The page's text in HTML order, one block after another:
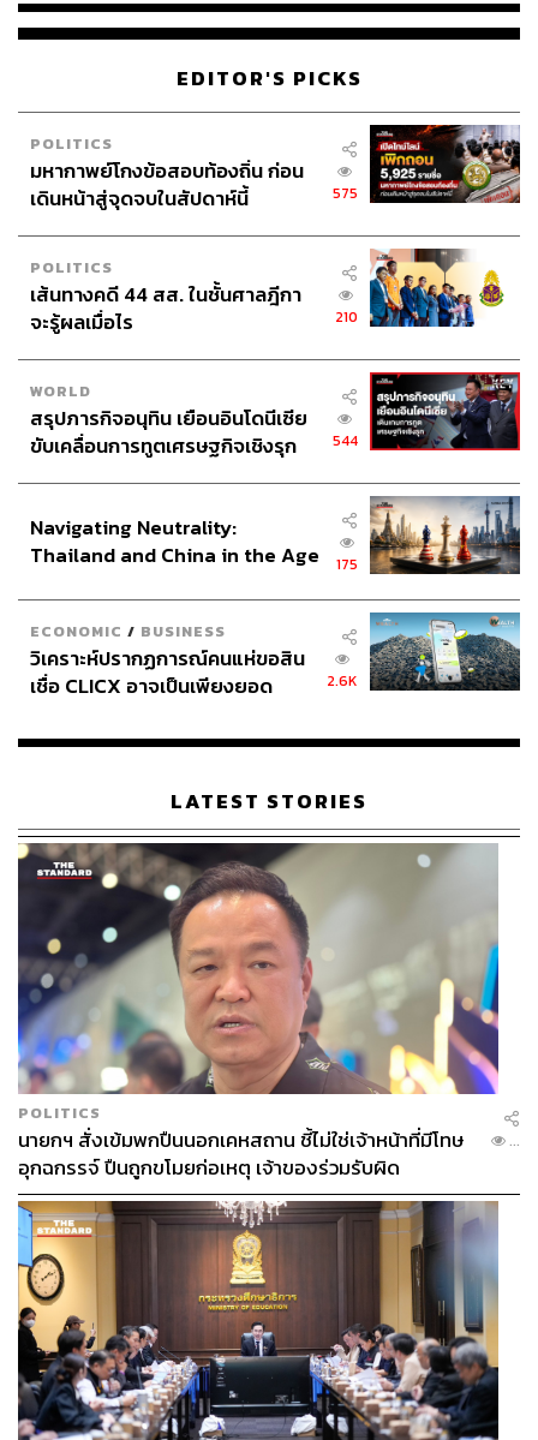
ผลิตชิปของไต้หวันบางแห่ง รวมถึง TSMC ย้ายฐานการผลิต
ไปยังสหรัฐฯ และญี่ปุ่น เพื่อลดความเสี่ยงด้านการผลิตหาก
เดล โคปแลนด์ กล่าวอีกว่า เมื่อผู้นำประเทศเริ่มเชื่อว่าอีกฝ่าย
กำลังพยายามลดการเติบโตทางเศรษฐกิจของประเทศตนเอง
ผ่านข้อจำกัดทางเศรษฐกิจ ก็จะมีแนวโน้มหันไปใช้ท่าทีทาง
ทหารมากขึ้น โดยจากมุมมองของจีน การตัดสินใจของ
TSMC ในการย้ายฐานการผลิตบางส่วนไปยังสหรัฐฯ และ
ญี่ปุ่น ถือเป็นการตอกย้ำความคิดที่ว่า รัฐบาลวอชิงตันกำลัง
พยายามอย่างเต็มที่ในการขัดขวางไม่ให้จีนพึ่งพาชิปจาก
ไต้หวัน
ก่อนหน้านี้ความกังวลดังกล่าวปรากฏชัดในเดือนมิถุนายน
เมื่อนักเศรษฐศาสตร์ชาวจีนคนสำคัญแย้งว่า หากสหรัฐฯ
คว่ำบาตรจีนแบบเดียวกับที่ทำกับรัสเซียในปีนี้ ปักกิ่งควรบุก
ไต้หวันเพื่อครอบครองโรงงานผลิตชิป
หนทางหลีกเลี่ยงสงคราม
เดล โคปแลนด์ แนะว่า เจ้าหน้าที่ของสหรัฐฯ สามารถหลีก
เลี่ยงการกระทำที่ทำให้ผู้นำพรรคคอมมิวนิสต์จีนรู้สึกว่า
เศรษฐกิจตนเสี่ยงจะพังทลายได้ ด้วยการให้ความมั่นใจแก่
บรรดาผู้นำจีนว่า จีนจะยังคงได้รับเซมิคอนดักเตอร์จาก
สหรัฐฯ ก็ตาม
https://asia.nikkei.com/Business/Tech/Semiconducto
rs/U.S.-House-Speaker-Pelosi-meets-chip-industry-l
eaders-in-Taipei
https://asia.nikkei.com/Opinion/China-is-more-concer
ned-about-microchips-than-about-Pelosi
https://www.aljazeera.com/economy/2022/8/4/why-c
hina-is-not-sanctioning-taiwans-crucial-tech-industry
สามารถติดตาม THE STANDARD WEALTH
ผ่านแอปพลิเคชันต่างๆ ที่คุณสะดวกหรือใช้งานอยู่แล้วได้เลย
TAGS:
Nancy Pelosi
อุตสาหกรรมเซมิคอนดักเตอร์
Semiconductor
จับตาความตึงเครียดจีน vs. ไต้หวัน
Taiwan Semiconductor Manufacturing (TSMC)
EDITOR'S PICKS
POLITICS
มหากาพย์โกงข้อสอบท้องถิ่น ก่อน
เดินหน้าสู่จุดจบในสัปดาห์นี้
575
POLITICS
เส้นทางคดี 44 สส. ในชั้นศาลฎีกา
จะรู้ผลเมื่อไร
210
WORLD
สรุปภารกิจอนุทิน เยือนอินโดนีเซีย
ขับเคลื่อนการทูตเศรษฐกิจเชิงรุก
544
Navigating Neutrality:
Thailand and China in the Age
175
ECONOMIC / BUSINESS
วิเคราะห์ปรากฏการณ์คนแห่ขอสิน
เชื่อ CLICX อาจเป็นเพียงยอด
เรือนไทยที่ถูกซุกไว้
2.6K
LATEST STORIES
POLITICS
นายกฯ สั่งเข้มพกปืนนอกเคหสถาน ชี้ไม่ใช่เจ้าหน้าที่มีโทษ
อุกฉกรรจ์ ปืนถูกขโมยก่อเหตุ เจ้าของร่วมรับผิด
...